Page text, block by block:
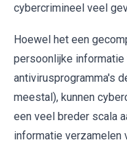
cybercrimineel veel
Hoewel het een
persoonlijke
antivirusprogramma's
meestal), kunnen
een veel breder scala
informatie verzamelen